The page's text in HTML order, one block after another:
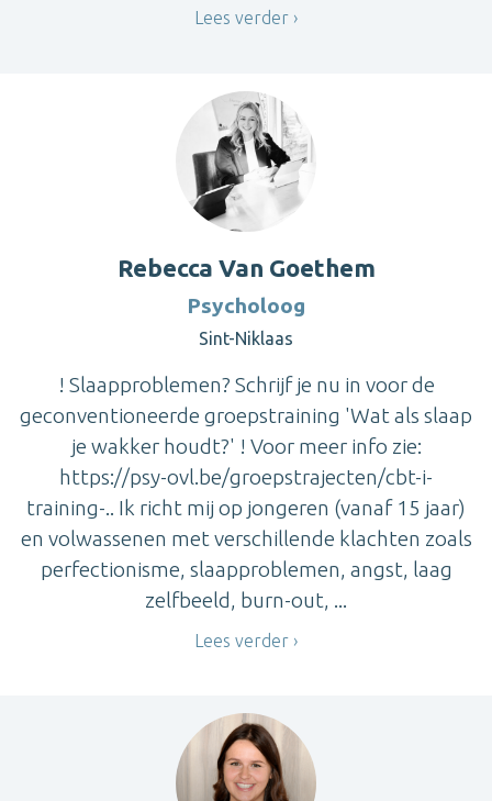
Lees verder
Rebecca Van Goethem
Psycholoog
Sint-Niklaas
! Slaapproblemen? Schrijf je nu in voor de
geconventioneerde groepstraining 'Wat als slaap
je wakker houdt?' ! Voor meer info zie:
https://psy-ovl.be/groepstrajecten/cbt-i-
training-.. Ik richt mij op jongeren (vanaf 15 jaar)
en volwassenen met verschillende klachten zoals
perfectionisme, slaapproblemen, angst, laag
zelfbeeld, burn-out, ...
Lees verder